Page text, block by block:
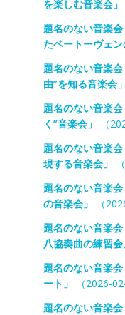
を楽しむ音楽会」
題名のない音楽
たベートーヴェン
題名のない音楽
由”を知る音楽会」
題名のない音楽
く”音楽会」
（
題名のない音楽
現する音楽会」
題名のない音楽
の音楽会」
（
題名のない音楽
八協奏曲の練習会
題名のない音楽
ート」
（2026-
題名のない音楽